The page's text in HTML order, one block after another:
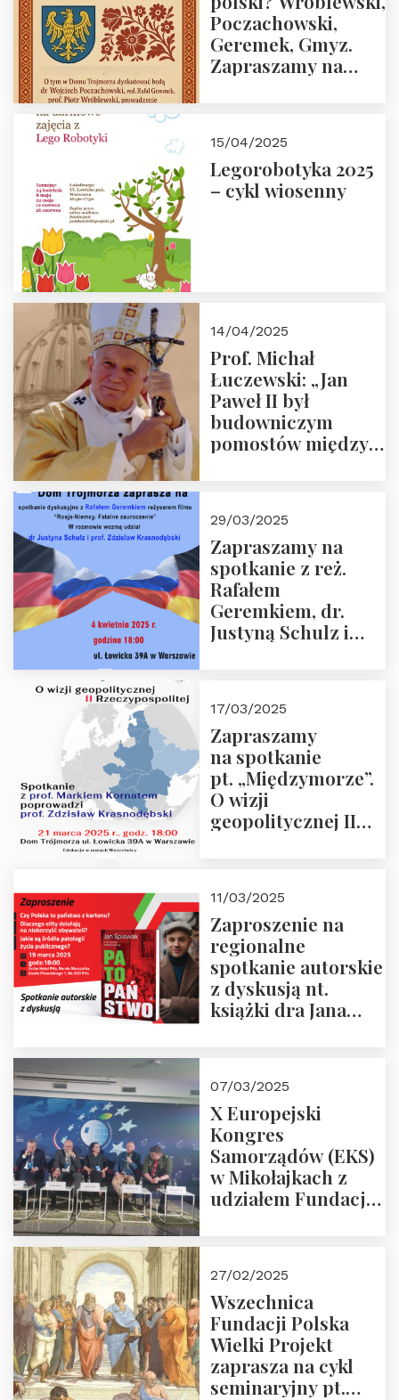
Poczachowski,
Geremek, Gmyz.
Zapraszamy na
Trójmorza.
15/04/2025
Legorobotyka 2025
– cykl wiosenny
14/04/2025
Prof. Michał
Łuczewski: „Jan
Paweł II był
budowniczym
pomostów między
29/03/2025
Zapraszamy na
spotkanie z reż.
Rafałem
Geremkiem, dr.
Justyną Schulz i
“Rosja-Niemcy…”
17/03/2025
Zapraszamy
na spotkanie
pt. „Międzymorze”.
O wizji
geopolitycznej II
i prof.
Krasnodębski
11/03/2025
Zaproszenie na
regionalne
spotkanie autorskie
z dyskusją nt.
książki dra Jana
07/03/2025
X Europejski
Kongres
Samorządów (EKS)
w Mikołajkach z
udziałem Fundacji
27/02/2025
Wszechnica
Fundacji Polska
Wielki Projekt
zaprasza na cykl
seminaryjny pt.